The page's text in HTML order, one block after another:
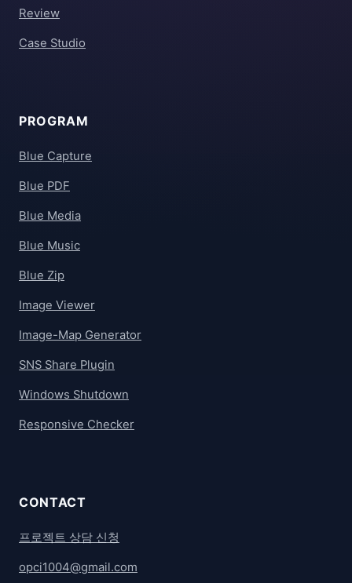
Review
Case Studio
PROGRAM
Blue Capture
Blue PDF
Blue Media
Blue Music
Blue Zip
Image Viewer
Image-Map Generator
SNS Share Plugin
Windows Shutdown
Responsive Checker
CONTACT
프로젝트 상담 신청
opci1004@gmail.com